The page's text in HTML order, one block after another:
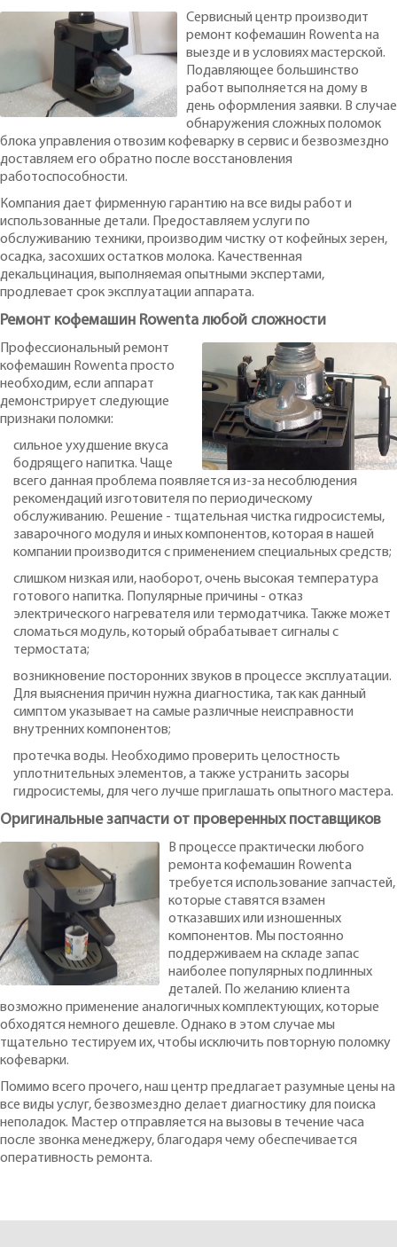
Сервисный центр производит
ремонт кофемашин Rowenta на
выезде и в условиях мастерской.
Подавляющее большинство
работ выполняется на дому в
день оформления заявки. В случае
обнаружения сложных поломок
блока управления отвозим кофеварку в сервис и безвозмездно
доставляем его обратно после восстановления
работоспособности.
Компания дает фирменную гарантию на все виды работ и
использованные детали. Предоставляем услуги по
обслуживанию техники, производим чистку от кофейных зерен,
осадка, засохших остатков молока. Качественная
декальцинация, выполняемая опытными экспертами,
продлевает срок эксплуатации аппарата.
Ремонт кофемашин Rowenta любой сложности
Профессиональный ремонт
кофемашин Rowenta просто
необходим, если аппарат
демонстрирует следующие
признаки поломки:
сильное ухудшение вкуса
бодрящего напитка. Чаще
всего данная проблема появляется из-за несоблюдения
рекомендаций изготовителя по периодическому
обслуживанию. Решение - тщательная чистка гидросистемы,
заварочного модуля и иных компонентов, которая в нашей
компании производится с применением специальных средств;
слишком низкая или, наоборот, очень высокая температура
готового напитка. Популярные причины - отказ
электрического нагревателя или термодатчика. Также может
сломаться модуль, который обрабатывает сигналы с
термостата;
возникновение посторонних звуков в процессе эксплуатации.
Для выяснения причин нужна диагностика, так как данный
симптом указывает на самые различные неисправности
внутренних компонентов;
протечка воды. Необходимо проверить целостность
уплотнительных элементов, а также устранить засоры
гидросистемы, для чего лучше приглашать опытного мастера.
Оригинальные запчасти от проверенных поставщиков
В процессе практически любого
ремонта кофемашин Rowenta
требуется использование запчастей,
которые ставятся взамен
отказавших или изношенных
компонентов. Мы постоянно
поддерживаем на складе запас
наиболее популярных подлинных
деталей. По желанию клиента
возможно применение аналогичных комплектующих, которые
обходятся немного дешевле. Однако в этом случае мы
тщательно тестируем их, чтобы исключить повторную поломку
кофеварки.
Помимо всего прочего, наш центр предлагает разумные цены на
все виды услуг, безвозмездно делает диагностику для поиска
неполадок. Мастер отправляется на вызовы в течение часа
после звонка менеджеру, благодаря чему обеспечивается
оперативность ремонта.